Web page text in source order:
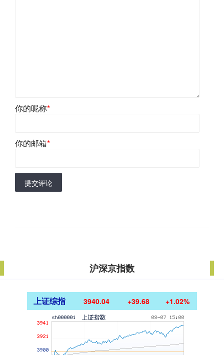
你的昵称*
你的邮箱*
提交评论
沪深京指数
上证综指 3940.04 +39.68 +1.02%